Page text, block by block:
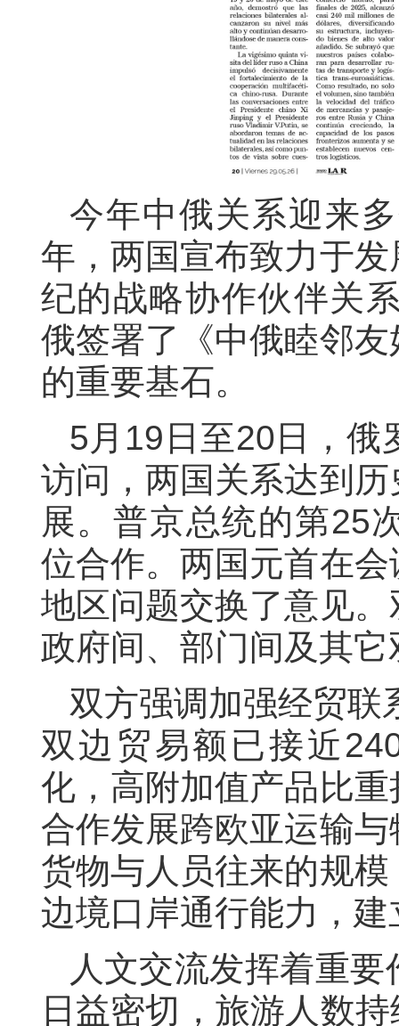
今年中俄关系迎来
年，两国宣布致力于
纪的战略协作伙伴关
俄签署了《中俄睦邻
的重要基石。
5 月 19 日至20 日，俄
访问， 两国 关系达到
展。普京总统的第25
位合作。两国元首在会
地区问题交换了意见
政府间、部门间及其它
双方强调加强经贸联
双边贸易额已接近
化，高附加值产品比
合作发展跨欧亚运输
货物与人员往来的规模
边境口岸通行能力，
人文交流发挥着重要
日益密切 ，旅游人数持